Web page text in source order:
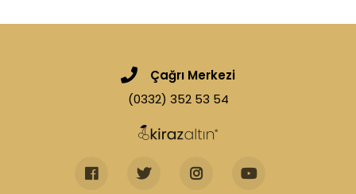
Çağrı Merkezi
(0332) 352 53 54